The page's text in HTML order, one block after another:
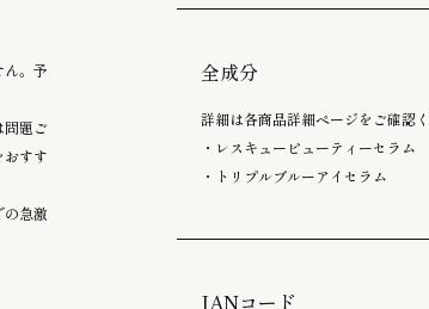
ん。予
問題ご
すす
急激
全成分
詳細は各商品詳細ページをご確認
・レスキュービューティーセラム
・トリプルブルーアイセラム
JANコード